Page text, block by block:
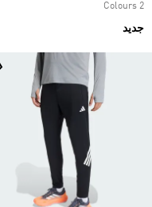
2 Colours
جديد